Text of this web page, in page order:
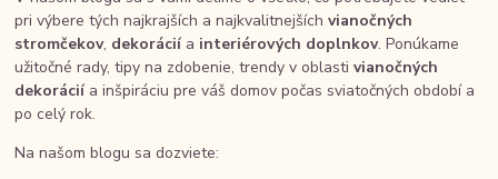
pri výbere tých najkrajších a najkvalitnejšíchvianočných
stromčekov, dekoráciía interiérových doplnkov. Ponúkame
užitočné rady, tipy na zdobenie, trendy v oblastivianočných
dekoráciía inšpiráciu pre váš domov počas sviatočných období a
po celý rok.
Na našom blogu sa dozviete: